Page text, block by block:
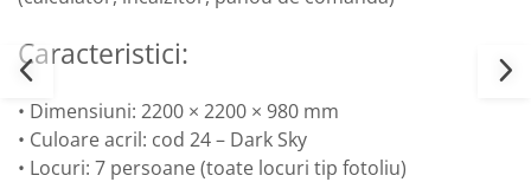
Caracteristici:
• Dimensiuni: 2200 × 2200 × 980 mm
• Culoare acril: cod 24 – Dark Sky
• Locuri: 7 persoane (toate locuri tip fotoliu)